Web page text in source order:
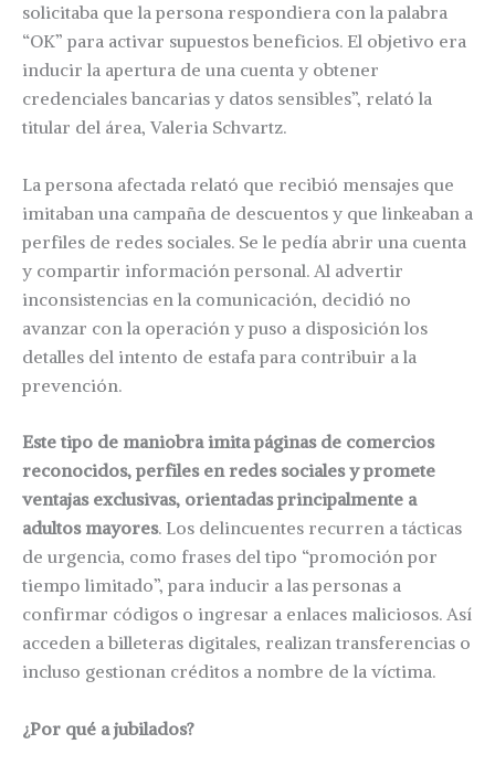
solicitaba que la persona respondiera con la palabra
“OK” para activar supuestos beneficios. El objetivo era
inducir la apertura de una cuenta y obtener
credenciales bancarias y datos sensibles”, relató la
titular del área, Valeria Schvartz.
La persona afectada relató que recibió mensajes que
imitaban una campaña de descuentos y que linkeaban a
perfiles de redes sociales. Se le pedía abrir una cuenta
y compartir información personal. Al advertir
inconsistencias en la comunicación, decidió no
avanzar con la operación y puso a disposición los
detalles del intento de estafa para contribuir a la
prevención.
Este tipo de maniobra imita páginas de comercios
reconocidos, perfiles en redes sociales y promete
ventajas exclusivas, orientadas principalmente a
adultos mayores. Los delincuentes recurren a tácticas
de urgencia, como frases del tipo “promoción por
tiempo limitado”, para inducir a las personas a
confirmar códigos o ingresar a enlaces maliciosos. Así
acceden a billeteras digitales, realizan transferencias o
incluso gestionan créditos a nombre de la víctima.
¿Por qué a jubilados?